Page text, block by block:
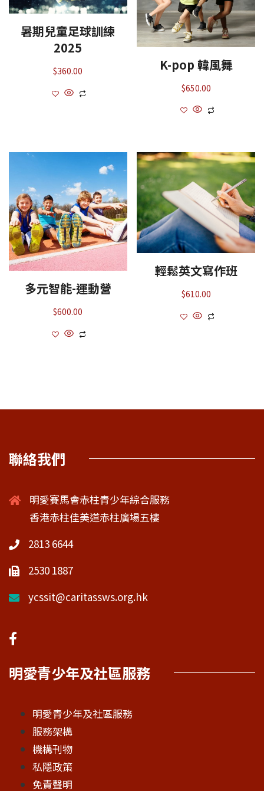
暑期兒童足球訓練
2025
$360.00 K-pop 韓風舞
$650.00
多元智能-運動營
$600.00
輕鬆英文寫作班
$610.00
聯絡我們
明愛賽馬會赤柱青少年綜合服務
香港赤柱佳美道赤柱廣場五樓
2813 6644
2530 1887
ycssit@caritassws.org.hk
明愛青少年及社區服務
明愛青少年及社區服務
服務架構
機構刊物
私隱政策
免責聲明